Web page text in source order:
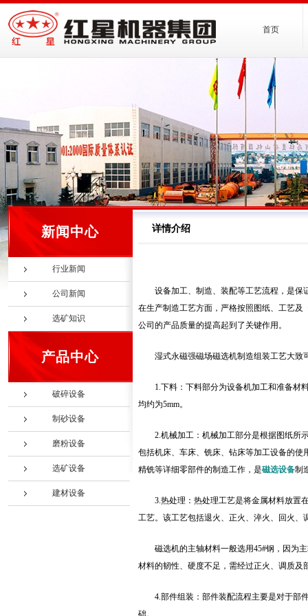
首页
新闻中心
行业新闻
公司新闻
选矿知识
产品中心
破碎设备
制砂设备
磨粉设备
选矿设备
建材设备
详情介绍
设备加工、制造、装配等工艺流程，是
在生产制造工艺方面，严格按照图纸、工艺及
公司的产品质量的提高起到了关键作用。
湿式永磁强磁场磁选机制造组装工艺大
1.下料：下料部分为设备机加工和准备材
均约为5mm。
2.机械加工：机械加工部分是根据图纸所
包括机床、车床、铣床、钻床等加工设备的
精铣等详细零部件的制造工作，是磁选设备制
3.热处理：热处理工艺是将金属材料放置
工艺。该工艺包括退火、正火、淬火、回火
磁选机的主轴材料一般选用45#钢，因为
材料的韧性、硬度不足，需经过正火、调质
4.部件组装：部件装配流程主要是对于部
础。